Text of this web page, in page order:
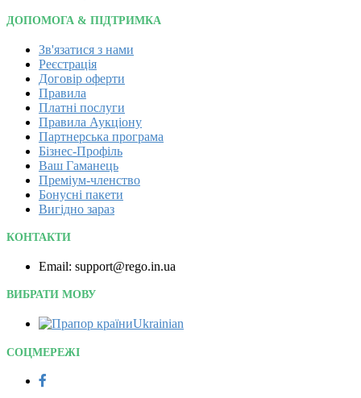
ДОПОМОГА & ПІДТРИМКА
Зв'язатися з нами
Реєстрація
Договір оферти
Правила
Платні послуги
Правила Аукціону
Партнерська програма
Бізнес-Профіль
Ваш Гаманець
Преміум-членство
Бонусні пакети
Вигідно зараз
КОНТАКТИ
Email: support@rego.in.ua
ВИБРАТИ МОВУ
Ukrainian‎
СОЦМЕРЕЖІ